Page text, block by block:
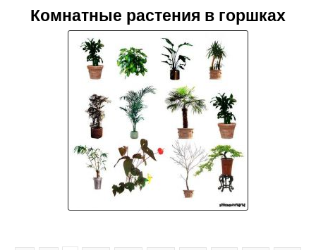
Комнатные растения в горшках